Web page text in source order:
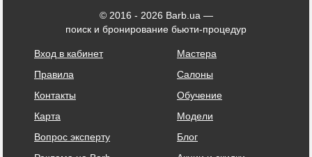
© 2016 - 2026 Barb.ua —
поиск и бронирование бьюти-процедур
Вход в кабинет
Правила
Контакты
Карта
Вопрос эксперту
Мастера
Салоны
Обучение
Модели
Блог